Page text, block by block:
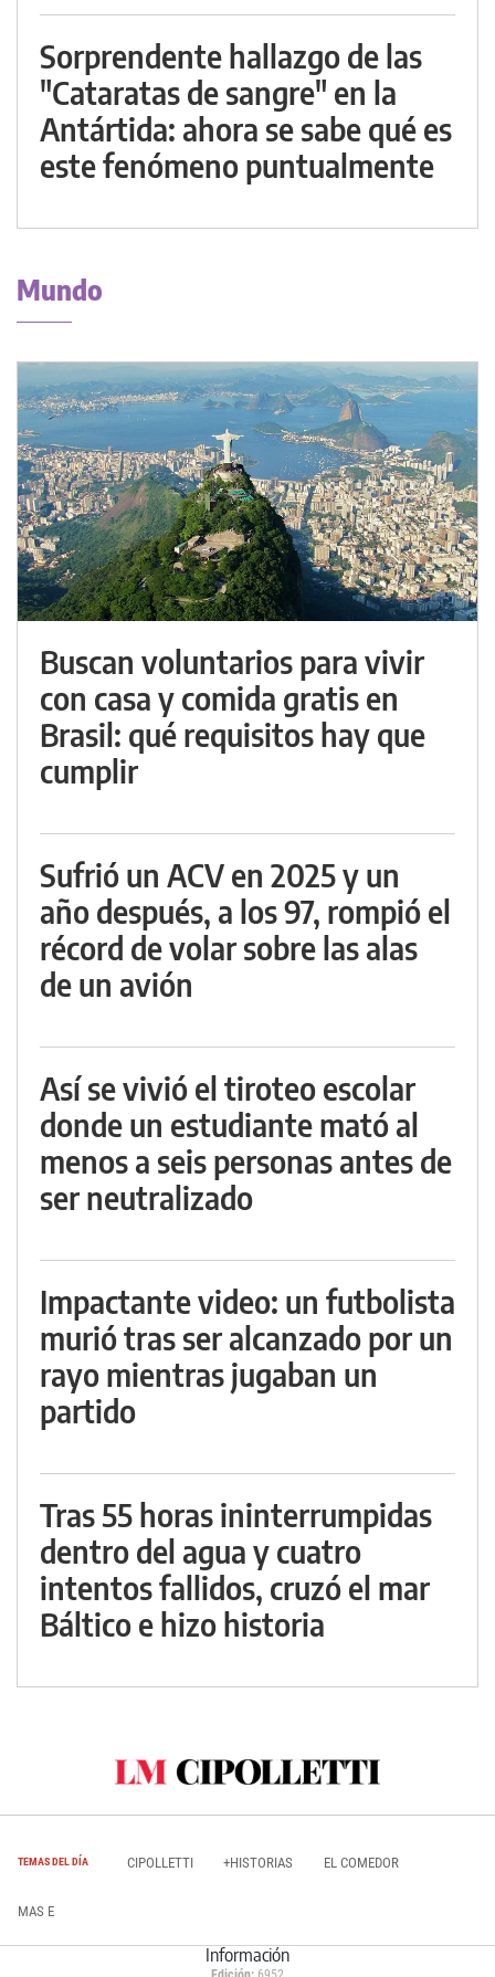
Sorprendente hallazgo de las
"Cataratas de sangre" en la
Antártida: ahora se sabe qué es
este fenómeno puntualmente
Mundo
Buscan voluntarios para vivir
con casa y comida gratis en
Brasil: qué requisitos hay que
cumplir
Sufrió un ACV en 2025 y un
año después, a los 97, rompió el
récord de volar sobre las alas
de un avión
Así se vivió el tiroteo escolar
donde un estudiante mató al
menos a seis personas antes de
ser neutralizado
Impactante video: un futbolista
murió tras ser alcanzado por un
rayo mientras jugaban un
partido
Tras 55 horas ininterrumpidas
dentro del agua y cuatro
intentos fallidos, cruzó el mar
Báltico e hizo historia
TEMAS DEL DÍA CIPOLLETTI +HISTORIAS EL COMEDOR
MAS E
Información